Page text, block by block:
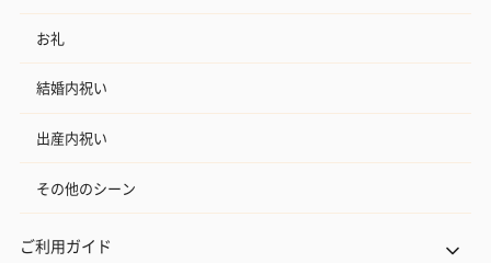
お礼
結婚内祝い
出産内祝い
その他のシーン
ご利用ガイド